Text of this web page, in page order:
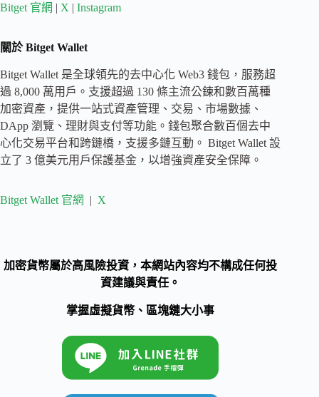
Bitget 官網 | X | Instagram
關於 Bitget Wallet
Bitget Wallet 是全球領先的去中心化 Web3 錢包，服務超
過 8,000 萬用戶。支援超過 130 條主流公鍊和數百萬種
加密資產，提供一站式資產管理、交易、市場數據、
DApp 瀏覽、理財與支付等功能。錢包聚合數百個去中
心化交易平台和跨鏈橋，支援多鏈互動。 Bitget Wallet 設
立了 3 億美元用戶保護基金，以增強資產安全保障。
Bitget Wallet 官網 | X
加密貨幣屬於高風險投資，本網站內容均不構成任何投
資建議與責任。
掌握虛擬貨幣、區塊鏈大小事